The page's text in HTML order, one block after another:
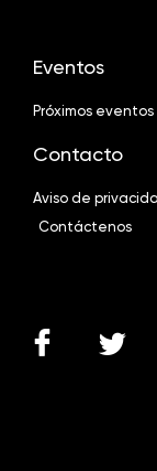
Eventos
Próximos eventos
Contacto
Aviso de
Contáctenos